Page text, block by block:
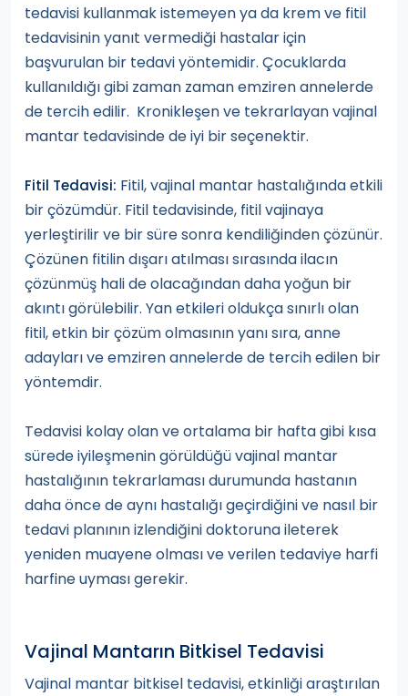
tedavisi kullanmak istemeyen ya da krem ve fitil
tedavisinin yanıt vermediği hastalar için
başvurulan bir tedavi yöntemidir. Çocuklarda
kullanıldığı gibi zaman zaman emziren annelerde
de tercih edilir. Kronikleşen ve tekrarlayan vajinal
mantar tedavisinde de iyi bir seçenektir.
Fitil Tedavisi: Fitil, vajinal mantar hastalığında etkili
bir çözümdür. Fitil tedavisinde, fitil vajinaya
yerleştirilir ve bir süre sonra kendiliğinden çözünür.
Çözünen fitilin dışarı atılması sırasında ilacın
çözünmüş hali de olacağından daha yoğun bir
akıntı görülebilir. Yan etkileri oldukça sınırlı olan
fitil, etkin bir çözüm olmasının yanı sıra, anne
adayları ve emziren annelerde de tercih edilen bir
yöntemdir.
Tedavisi kolay olan ve ortalama bir hafta gibi kısa
sürede iyileşmenin görüldüğü vajinal mantar
hastalığının tekrarlaması durumunda hastanın
daha önce de aynı hastalığı geçirdiğini ve nasıl bir
tedavi planının izlendiğini doktoruna ileterek
yeniden muayene olması ve verilen tedaviye harfi
harfine uyması gerekir.
Vajinal Mantarın Bitkisel Tedavisi
Vajinal mantar bitkisel tedavisi, etkinliği araştırılan